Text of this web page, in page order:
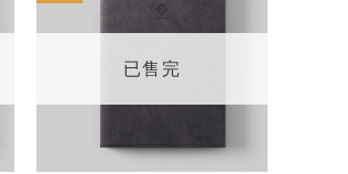
望輕
已售完